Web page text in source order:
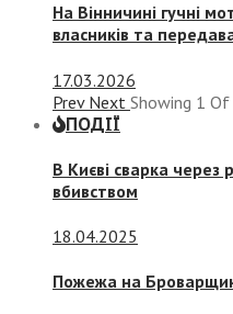
На Вінничині гучні
власників та
17.03.2026
Prev Next Showing 1 Of
ПОДІЇ
В Києві сварка через
вбивством
18.04.2025
Пожежа на